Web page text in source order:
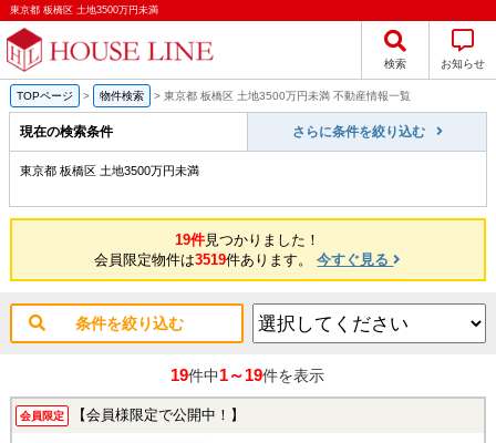
東京都 板橋区 土地3500万円未満
検索 お知らせ
TOPページ > 物件検索 > 東京都 板橋区 土地3500万円未満 不動産情報一覧
現在の検索条件 さらに条件を絞り込む
東京都 板橋区 土地3500万円未満
19件見つかりました！
会員限定物件は3519件あります。今すぐ見る
条件を絞り込む
19件中1～19件を表示
会員限定 【会員様限定で公開中！】